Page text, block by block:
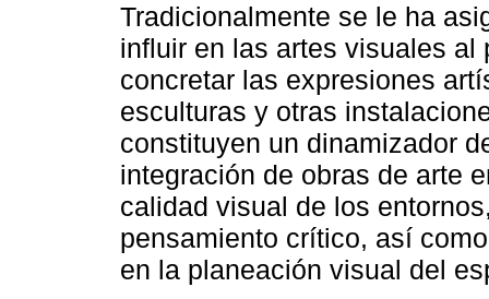
Tradicionalmente se le ha
influir en las artes visuales
concretar las expresiones
esculturas y otras
constituyen un dinamizador
integración de obras de arte
calidad visual de los
pensamiento crítico, así
en la planeación visual del